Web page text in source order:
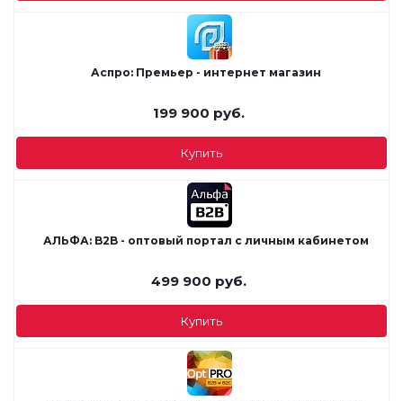
Аспро: Премьер - интернет магазин
199 900 руб.
Купить
АЛЬФА: B2B - оптовый портал с личным кабинетом
499 900 руб.
Купить